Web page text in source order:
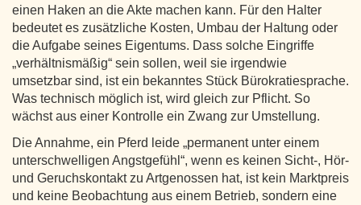
einen Haken an die Akte machen kann. Für den Halter
bedeutet es zusätzliche Kosten, Umbau der Haltung oder
die Aufgabe seines Eigentums. Dass solche Eingriffe
„verhältnismäßig“ sein sollen, weil sie irgendwie
umsetzbar sind, ist ein bekanntes Stück Bürokratiesprache.
Was technisch möglich ist, wird gleich zur Pflicht. So
wächst aus einer Kontrolle ein Zwang zur Umstellung.
Die Annahme, ein Pferd leide „permanent unter einem
unterschwelligen Angstgefühl“, wenn es keinen Sicht-, Hör-
und Geruchskontakt zu Artgenossen hat, ist kein Marktpreis
und keine Beobachtung aus einem Betrieb, sondern eine